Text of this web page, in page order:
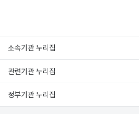
소속기관 누리집
관련기관 누리집
정부기관 누리집